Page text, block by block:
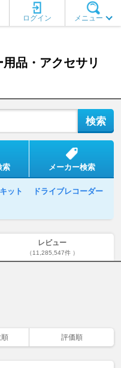
メニュー
ログイン
用品・アクセサリ
索 メーカー検索
ット
ドライブレコーダー
レビュー
（11,285,547件 ）
順 評価順